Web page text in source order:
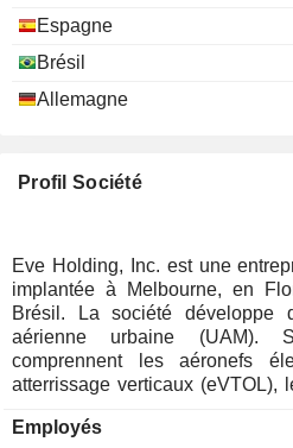
Espagne
Brésil
Allemagne
Profil Société
Eve Holding, Inc. est une
implantée à Melbourne, en
Brésil. La société développe
aérienne urbaine (UAM).
comprennent les aéronefs
atterrissage verticaux (eVTOL),
(UATM). Son segment eVTOL
Employés